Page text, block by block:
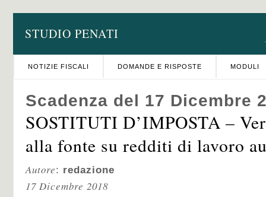
STUDIO PENATI
NOTIZIE FISCALI DOMANDE E RISPOSTE MODULI
Scadenza del 17 Dicembre
SOSTITUTI D’IMPOSTA –
alla fonte su redditi di lavoro
Autore: redazione
17 Dicembre 2018